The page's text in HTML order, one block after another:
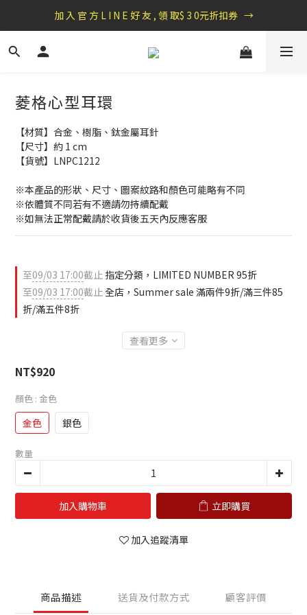
盛夏祭典：全館滿1000折100，滿2000贈『自粘式多功能包巾』
加 入 官 方 L I N E 好 友 , 領 取$ 3 0元折扣券   →
盛夏祭典：全館滿1000折100，滿2000贈『自粘式多功能包巾』
菱格心型耳環
【材質】合金、樹脂、鈦金屬耳針
【尺寸】約 1 cm
【貨號】LNPC1212
※本產品的形狀、尺寸、圖案紋路和顏色可能略有不同
※依體質不同若有不適請勿持續配戴
※如無法正常配戴請於收貨後五天內反應客服
至09/03 17:00截止 指定分類，LIMITED NUMBER 95折
至09/03 17:00截止全店，Summer sale 滿兩件9折/滿三件85
折/滿五件8折
查看更多
NT$920
顏色 : 金色
金色 銀色
數量
加入購物車 立即購買
加入追蹤清單
商品描述 送貨及付款方式 顧客評價